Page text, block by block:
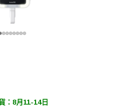
With Light 手機自拍螢
：8月11-14日